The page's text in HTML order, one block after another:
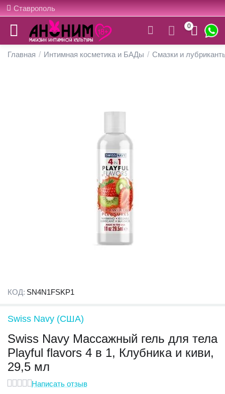
Ставрополь
0
Главная / Интимная косметика и БАДы / Смазки и
КОД: SN4N1FSKP1
Swiss Navy (США)
Swiss Navy Массажный гель для тела
Playful flavors 4 в 1, Клубника и киви,
29,5 мл
Написать отзыв